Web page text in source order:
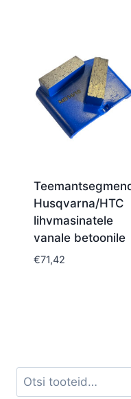
Husqvarna/HTC
lihvmasinatele
vanale betoonile
€71,42
Otsi: